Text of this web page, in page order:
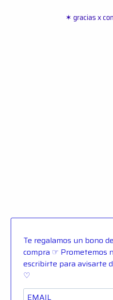
✶ gracias x
Te regalamos un bono
compra ☞ Prometemos
escribirte para avisarte
♡